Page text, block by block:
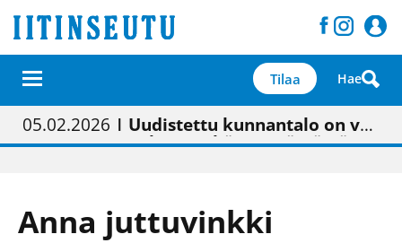
Tilaa Hae
01.02.2026 | Painon vaihtumisen pitäisi näkyä hieman parempana painojäljen laatuna lehdessä
05.02.2026 | Uudistettu kunnantalo on valoisa
23.04.2026 | “Olemme käynnistämässä uudelleen keskustavisiotyön”
09.05.2026| "Maalla on totuttu elämään omavaraisemmin kuin kaupungissa"
Anna juttuvinkki